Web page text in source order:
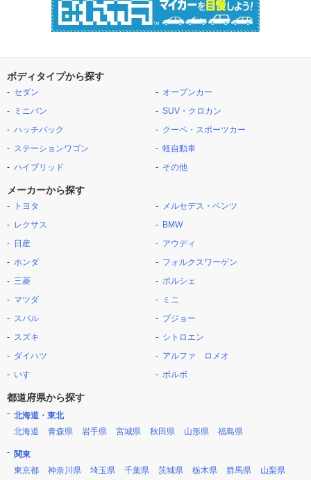
ボディタイプから探す
セダン
ミニバン
ハッチバック
ステーションワゴン
ハイブリッド
オープンカー
SUV・クロカン
クーペ・スポーツカー
軽自動車
その他
メーカーから探す
トヨタ
レクサス
日産
ホンダ
三菱
マツダ
スバル
スズキ
ダイハツ
いすゞ
メルセデス・ベンツ
BMW
アウディ
フォルクスワーゲン
ポルシェ
ミニ
プジョー
シトロエン
アルファ ロメオ
ボルボ
都道府県から探す
北海道・東北
北海道
青森県 岩手県 宮城県 秋田県 山形県 福島県
関東
東京都
神奈川県 埼玉県 千葉県 茨城県 栃木県 群馬県 山梨県